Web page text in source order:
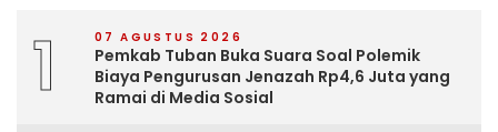
1 07 AGUSTUS 2026
Pemkab Tuban Buka Suara Soal Polemik
Biaya Pengurusan Jenazah Rp4,6 Juta yang
Ramai di Media Sosial